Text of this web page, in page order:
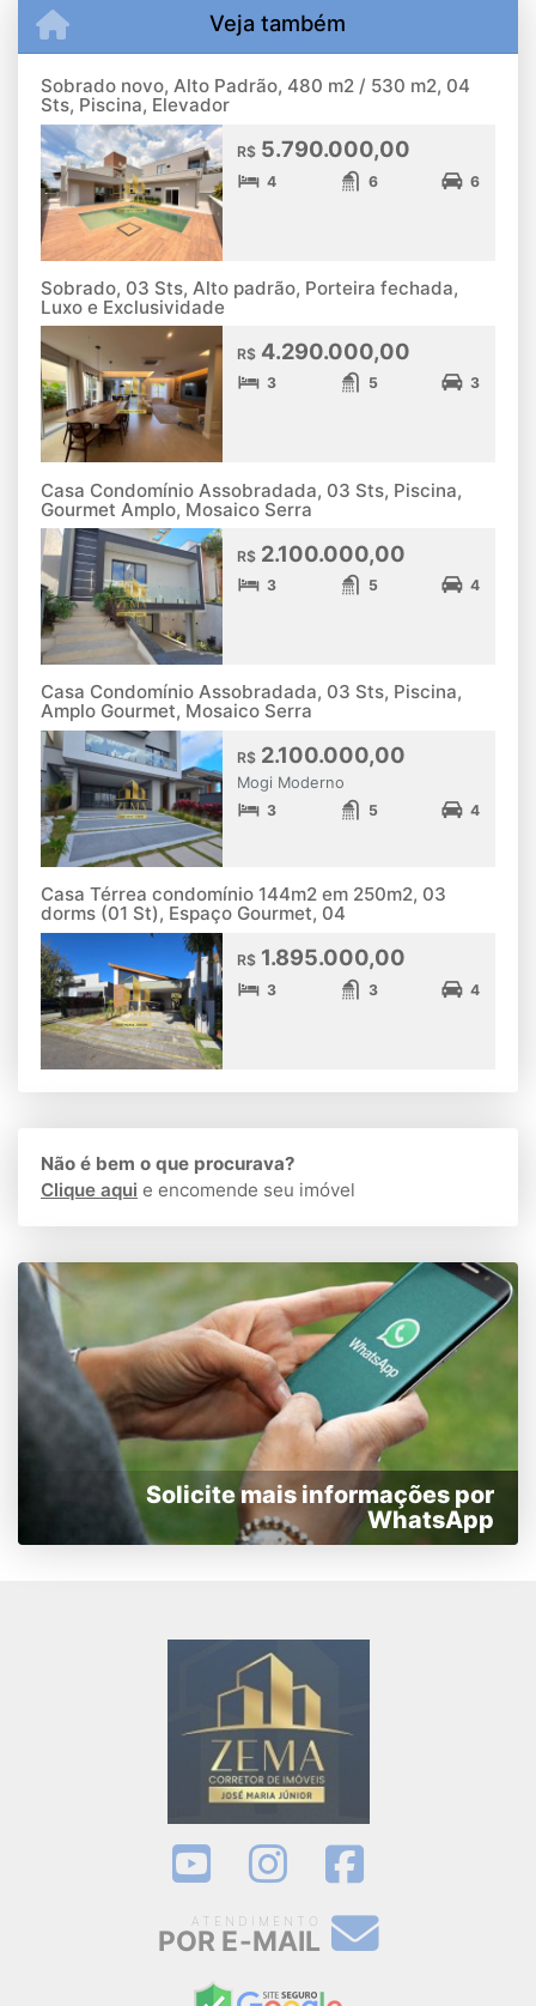
Veja também
Sobrado novo, Alto Padrão, 480 m2 / 530 m2, 04
Sts, Piscina, Elevador
R$ 5.790.000,00
4 6 6
Sobrado, 03 Sts, Alto padrão, Porteira fechada,
Luxo e Exclusividade
R$ 4.290.000,00
3 5 3
Casa Condomínio Assobradada, 03 Sts, Piscina,
Gourmet Amplo, Mosaico Serra
R$ 2.100.000,00
3 5 4
Casa Condomínio Assobradada, 03 Sts, Piscina,
Amplo Gourmet, Mosaico Serra
R$ 2.100.000,00
Mogi Moderno
3 5 4
Casa Térrea condomínio 144m2 em 250m2, 03
dorms (01 St), Espaço Gourmet, 04
R$ 1.895.000,00
3 3 4
Não é bem o que procurava?
Clique aqui e encomende seu imóvel
Solicite mais informações por
WhatsApp
ATENDIMENTO
POR E-MAIL